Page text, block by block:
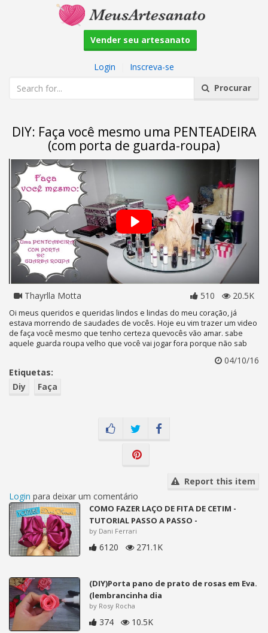
Vender seu artesanato
Login
Inscreva-se
Procurar
DIY: Faça você mesmo uma PENTEADEIRA
(com porta de guarda-roupa)
Thayrlla Motta 510 20.5K
Oi meus queridos e queridas lindos e lindas do meu coração, já
estava morrendo de saudades de vocês. Hoje eu vim trazer um video
de faça você mesmo que tenho certeza quevocês vão amar. sabe
aquele guarda roupa velho que você vai jogar fora porque não sab
04/10/16
Etiquetas:
Diy
Faça
Report this item
Login para deixar um comentário
COMO FAZER LAÇO DE FITA DE CETIM -
TUTORIAL PASSO A PASSO -
by Dani Ferrari
6120 271.1K
(DIY)Porta pano de prato de rosas em Eva.
(lembrancinha dia
by Rosy Rocha
374 10.5K